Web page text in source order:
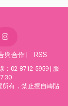
與合作 RSS
：02-8712-5959 | 服
有，禁止擅自轉貼